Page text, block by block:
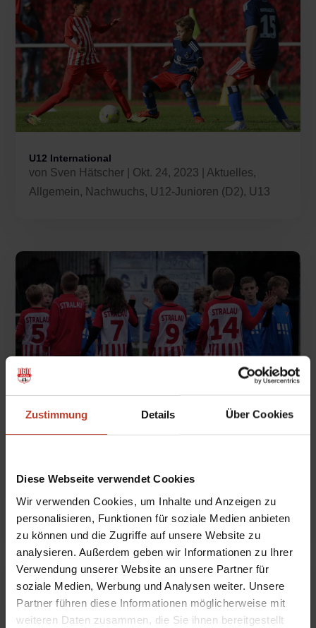
Zustimmung Details Über Cookies
Diese Webseite verwendet Cookies
Wir verwenden Cookies, um Inhalte und Anzeigen zu
personalisieren, Funktionen für soziale Medien anbieten
zu können und die Zugriffe auf unsere Website zu
analysieren. Außerdem geben wir Informationen zu Ihrer
Verwendung unserer Website an unsere Partner für
soziale Medien, Werbung und Analysen weiter. Unsere
Partner führen diese Informationen möglicherweise mit
weiteren Daten zusammen, die Sie ihnen bereitgestellt
U12 International
von Sven Hätscher Okt. 24, 2023 Aktuelles,
Allgemein, Nachwuchs, U12-Junioren (D2), U13
vonSven Hätscher|Juni 20, 2023
Allgemein,Nachwuchs,U12-Junioren (D2),U13